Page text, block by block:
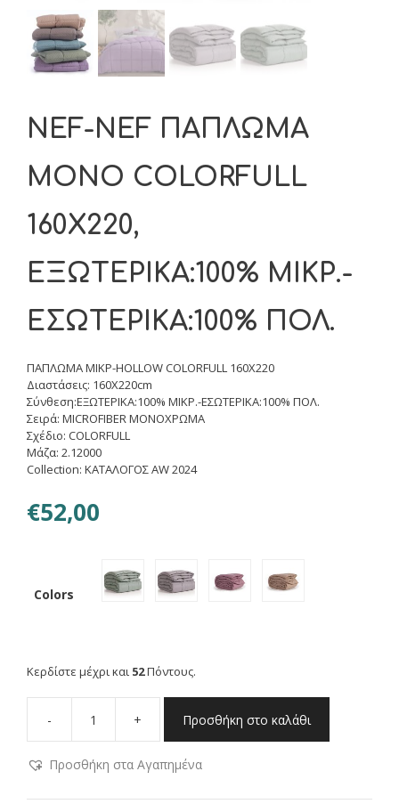
NEF-NEF ΠΑΠΛΩΜΑ
MONO COLORFULL
160X220,
ΕΞΩΤΕΡΙΚΑ:100% ΜΙΚΡ.-
ΕΣΩΤΕΡΙΚΑ:100% ΠΟΛ.
ΠΑΠΛΩΜΑ ΜΙΚΡ-HOLLOW COLORFULL 160X220
Διαστάσεις: 160X220cm
Σύνθεση:ΕΞΩΤΕΡΙΚΑ:100% ΜΙΚΡ.-ΕΣΩΤΕΡΙΚΑ:100% ΠΟΛ.
Σειρά: MICROFIBER ΜΟΝΟΧΡΩΜΑ
Σχέδιο: COLORFULL
Μάζα: 2.12000
Collection: ΚΑΤΑΛΟΓΟΣ AW 2024
€52,00
Colors
Κερδίστε μέχρι και 52Πόντους.
-
NEF-
NEF
ΠΑΠΛΩΜΑ
COLORFULL
+ Προσθήκη στο καλάθι
Προσθήκη στα Αγαπημένα